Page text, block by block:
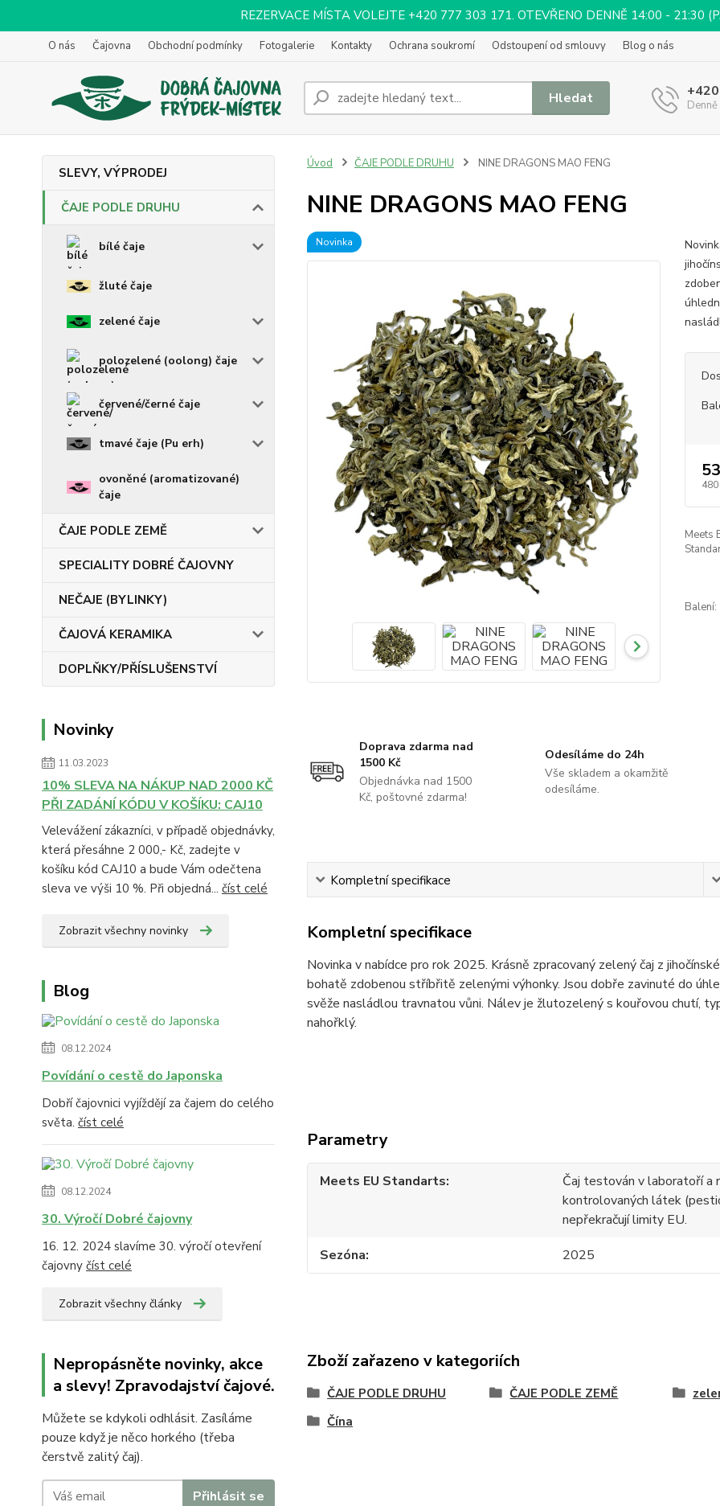
REZERVACE MÍSTA VOLEJTE +420 777 303 171. OTEVŘENO DENNĚ 14:00 - 21:30
O nás Čajovna Obchodní podmínky Fotogalerie Kontakty Ochrana soukromí Odstoupení od smlouvy Blog o nás
Hledat
SLEVY, VÝPRODEJ
ČAJE PODLE DRUHU
bílé čaje
žluté čaje
zelené čaje
polozelené (oolong) čaje
červené/černé čaje
tmavé čaje (Pu erh)
ovoněné (aromatizované)
čaje
ČAJE PODLE ZEMĚ
SPECIALITY DOBRÉ ČAJOVNY
NEČAJE (BYLINKY)
ČAJOVÁ KERAMIKA
DOPLŇKY/PŘÍSLUŠENSTVÍ
Novinky
11.03.2023
10% SLEVA NA NÁKUP NAD 2000 KČ
PŘI ZADÁNÍ KÓDU V KOŠÍKU: CAJ10
Velevážení zákazníci, v případě objednávky,
která přesáhne 2 000,- Kč, zadejte v
košíku kód CAJ10 a bude Vám odečtena
sleva ve výši 10 %. Při objedná... číst celé
Zobrazit všechny novinky
Blog
08.12.2024
Povídání o cestě do Japonska
Dobří čajovnici vyjíždějí za čajem do celého
světa. číst celé
08.12.2024
30. Výročí Dobré čajovny
16. 12. 2024 slavíme 30. výročí otevření
čajovny číst celé
Zobrazit všechny články
Nepropásněte novinky, akce
a slevy! Zpravodajství čajové.
Můžete se kdykoli odhlásit. Zasíláme
pouze když je něco horkého (třeba
čerstvě zalitý čaj).
Přihlásit se
Úvod ČAJE PODLE DRUHU NINE DRAGONS MAO FENG
NINE DRAGONS MAO FENG
Novinka
480
Meets
Balení:
Doprava zdarma nad
1500 Kč
Objednávka nad 1500
Kč, poštovné zdarma!
Odesíláme do 24h
Vše skladem a okamžitě
odesíláme.
Kompletní specifikace
Kompletní specifikace
Novinka v nabídce pro rok 2025. Krásně zpracovaný zelený čaj z
bohatě zdobenou stříbřitě zelenými výhonky. Jsou dobře zavinuté do
svěže nasládlou travnatou vůni. Nálev je žlutozelený s kouřovou chutí,
nahořklý.
Parametry
Meets EU Standarts
Čaj testován v laboratoří a
kontrolovaných látek
nepřekračují limity EU.
Sezóna
2025
Zboží zařazeno v kategoriích
ČAJE PODLE DRUHU ČAJE PODLE ZEMĚ
Čína